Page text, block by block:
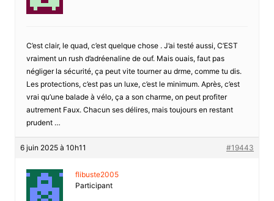
C’est clair, le quad, c’est quelque chose . J’ai testé aussi, C’EST
vraiment un rush d’adréenaline de ouf. Mais ouais, faut pas
négliger la sécurité, ça peut vite tourner au drme, comme tu dis.
Les protections, c’est pas un luxe, c’est le minimum. Après, c’est
vrai qu’une balade à vélo, ça a son charme, on peut profiter
autrement Faux. Chacun ses délires, mais toujours en restant
prudent …
6 juin 2025 à 10h11 #19443
flibuste2005
Participant